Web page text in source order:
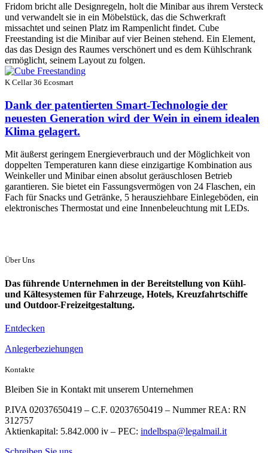
Fridom bricht alle Designregeln, holt die Minibar aus ihrem Versteck
und verwandelt sie in ein Möbelstück, das die Schwerkraft
missachtet und seinen Platz im Rampenlicht findet. Cube
Freestanding ist die Minibar auf vier Beinen stehend. Ein Element,
das das Design des Raumes verschönert und es dem Kühlschrank
ermöglicht, seinem Layout zu folgen.
K Cellar 36 Ecosmart
Dank der patentierten Smart-Technologie der
neuesten Generation wird der Wein in einem idealen
Klima gelagert.
Mit äußerst geringem Energieverbrauch und der Möglichkeit von
doppelten Temperaturen kann diese einzigartige Kombination aus
Weinkeller und Minibar einen absolut geräuschlosen Betrieb
garantieren. Sie bietet ein Fassungsvermögen von 24 Flaschen, ein
Fach für Snacks und Getränke, 5 herausziehbare Einlegeböden, ein
elektronisches Thermostat und eine Innenbeleuchtung mit LEDs.
Über Uns
Das führende Unternehmen in der Bereitstellung von Kühl-
und Kältesystemen für Fahrzeuge, Hotels, Kreuzfahrtschiffe
und Outdoor-Freizeitgestaltung.
Entdecken
Anlegerbeziehungen
Kontakte
Bleiben Sie in Kontakt mit unserem Unternehmen
P.IVA 02037650419 – C.F. 02037650419 – Nummer REA: RN
312757
Aktienkapital: 5.842.000 iv – PEC: indelbspa@legalmail.it